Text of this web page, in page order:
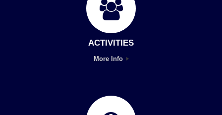
ACTIVITIES
More Info